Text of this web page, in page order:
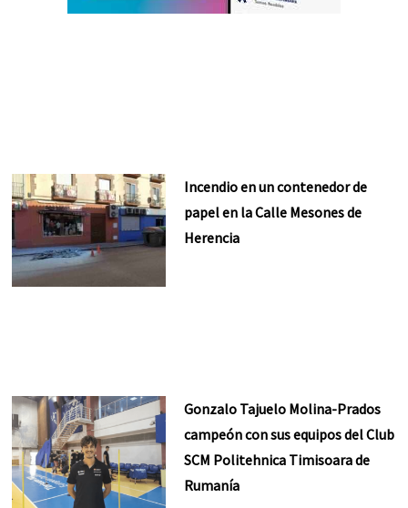
Incendio en un contenedor de
papel en la Calle Mesones de
Herencia
Gonzalo Tajuelo Molina-Prados
campeón con sus equipos del Club
SCM Politehnica Timisoara de
Rumanía